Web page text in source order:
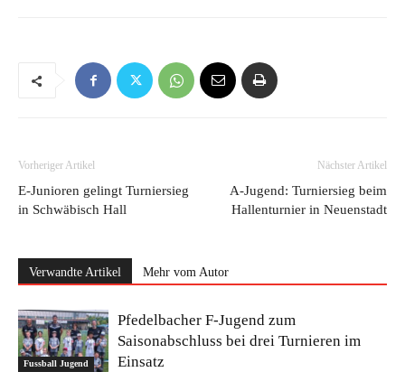
Vorheriger Artikel
E-Junioren gelingt Turniersieg
in Schwäbisch Hall
Nächster Artikel
A-Jugend: Turniersieg beim
Hallenturnier in Neuenstadt
Verwandte Artikel Mehr vom Autor
Fussball Jugend
Pfedelbacher F-Jugend zum
Saisonabschluss bei drei Turnieren im
Einsatz